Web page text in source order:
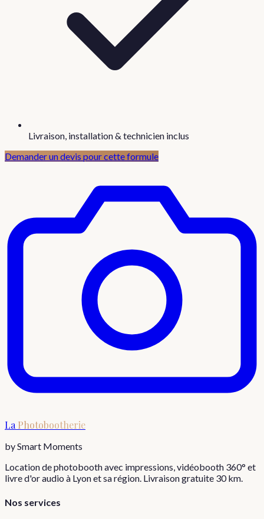
Livraison, installation & technicien inclus
Demander un devis pour cette formule
LaPhotobootherie
by Smart Moments
Location de photobooth avec impressions, vidéobooth 360° et
livre d'or audio à Lyon et sa région. Livraison gratuite 30 km.
Nos services